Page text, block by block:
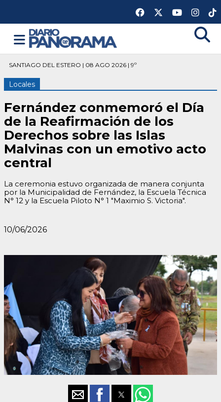
SANTIAGO DEL ESTERO | 08 AGO 2026 | 9º
Locales
Fernández conmemoró el Día
de la Reafirmación de los
Derechos sobre las Islas
Malvinas con un emotivo acto
central
La ceremonia estuvo organizada de manera conjunta
por la Municipalidad de Fernández, la Escuela Técnica
N° 12 y la Escuela Piloto N° 1 "Maximio S. Victoria".
10/06/2026